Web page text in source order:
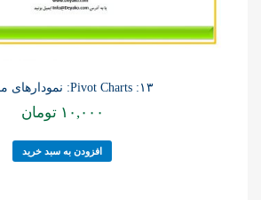
۱۳: Pivot Charts: نمودارهای محوری
۱۰,۰۰۰ تومان
افزودن به سبد خرید